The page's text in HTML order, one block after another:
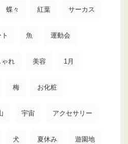
蝶々 紅葉 サーカス
魚 運動会
ゃれ 美容 1月
梅 お化粧
宇宙 アクセサリー
犬 夏休み 遊園地